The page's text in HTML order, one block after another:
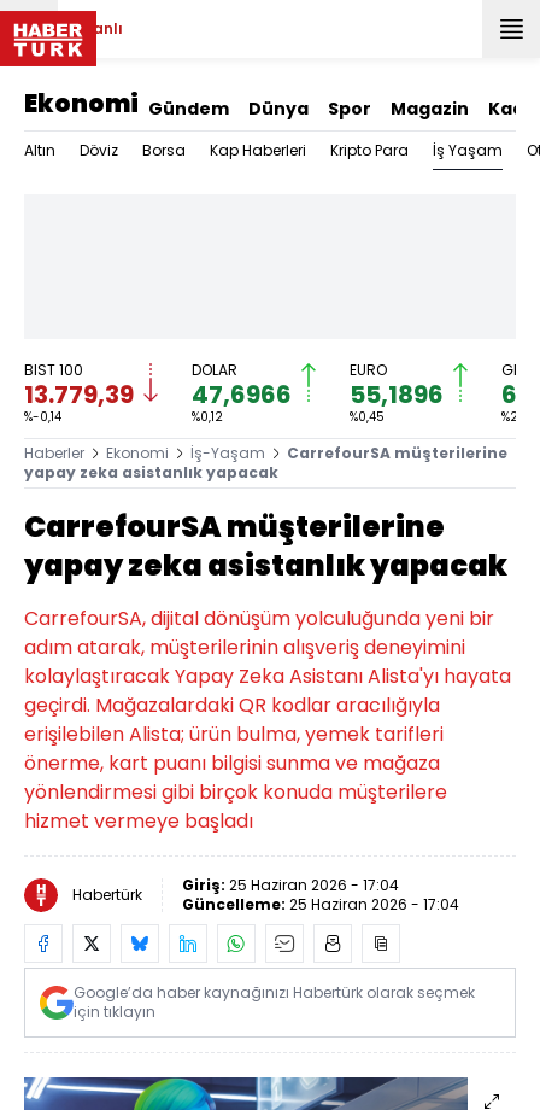
Canlı
Ekonomi Gündem Dünya Spor Magazin
Altın Döviz Borsa Kap Haberleri Kripto Para İş Yaşam
BIST 100
13.779,39
%-0,14
DOLAR
47,6966
%0,12
EURO
55,1896
%0,45 %2,59
Haberler Ekonomi İş-Yaşam
CarrefourSA müşterilerine
yapay zeka asistanlık yapacak
CarrefourSA müşterilerine
yapay zeka asistanlık yapacak
CarrefourSA, dijital dönüşüm yolculuğunda yeni bir
adım atarak, müşterilerinin alışveriş deneyimini
kolaylaştıracak Yapay Zeka Asistanı Alista'yı hayata
geçirdi. Mağazalardaki QR kodlar aracılığıyla
erişilebilen Alista; ürün bulma, yemek tarifleri
önerme, kart puanı bilgisi sunma ve mağaza
yönlendirmesi gibi birçok konuda müşterilere
hizmet vermeye başladı
Habertürk Giriş: 25 Haziran 2026 - 17:04
Güncelleme: 25 Haziran 2026 - 17:04
Google’da haber kaynağınızı Habertürk olarak seçmek
için tıklayın